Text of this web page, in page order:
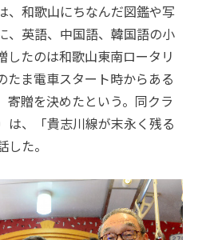
、和歌山にちなんだ図鑑や写
、英語、中国語、韓国語の小
したのは和歌山東南ロータリ
たま電車スタート時からある
寄贈を決めたという。同クラ
は、「貴志川線が末永く残る
た。